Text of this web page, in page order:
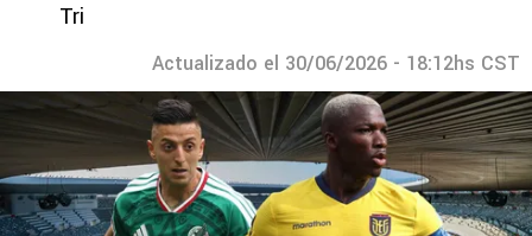
Tri
Actualizado el 30/06/2026 - 18:12hs CST